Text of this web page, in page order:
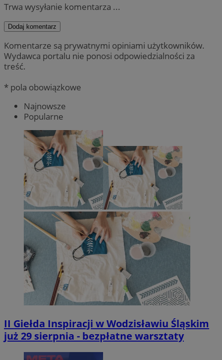
Trwa wysyłanie komentarza ...
Dodaj komentarz
Komentarze są prywatnymi opiniami użytkowników.
Wydawca portalu nie ponosi odpowiedzialności za
treść.
* pola obowiązkowe
Najnowsze
Popularne
II Giełda Inspiracji w Wodzisławiu Śląskim
już 29 sierpnia - bezpłatne warsztaty